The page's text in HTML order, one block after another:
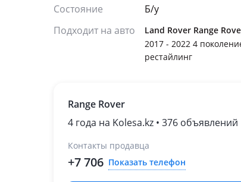
Состояние
Б/y
Подходит на авто
Land Rover Range
2017 - 2022 4
рестайлинг
Range Rover
4 года на Kolesa.kz • 376 объявлений
Контакты продавца
+7 706 Показать телефон